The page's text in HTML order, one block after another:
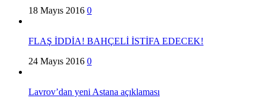
18 Mayıs 2016 0
FLAŞ İDDİA! BAHÇELİ İSTİFA EDECEK!
24 Mayıs 2016 0
Lavrov’dan yeni Astana açıklaması